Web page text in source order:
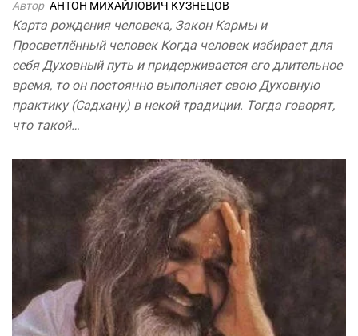
Автор АНТОН МИХАЙЛОВИЧ КУЗНЕЦОВ
Карта рождения человека, Закон Кармы и
Просветлённый человек Когда человек избирает для
себя Духовный путь и придерживается его длительное
время, то он постоянно выполняет свою Духовную
практику (Садхану) в некой традиции. Тогда говорят,
что такой…